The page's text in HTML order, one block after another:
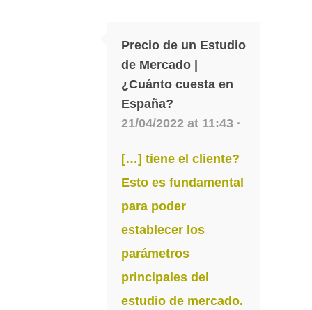
Precio de un Estudio
de Mercado |
¿Cuánto cuesta en
España?
21/04/2022 at 11:43 ·
[…] tiene el cliente?
Esto es fundamental
para poder
establecer los
parámetros
principales del
estudio de mercado.